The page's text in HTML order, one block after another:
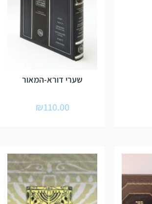
שערי דורא-המאור
₪110.00